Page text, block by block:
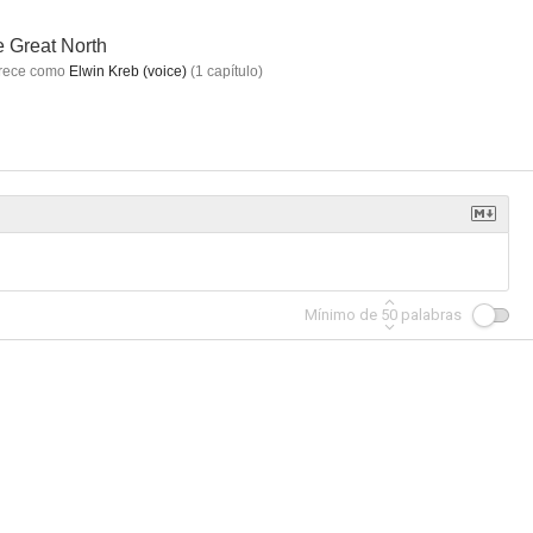
7.7 7.4 7.3
Great North
como Elwin Kreb (voice) (1 capítulo)
Mínimo de 50 palabras